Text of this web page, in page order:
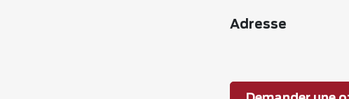
Adresse